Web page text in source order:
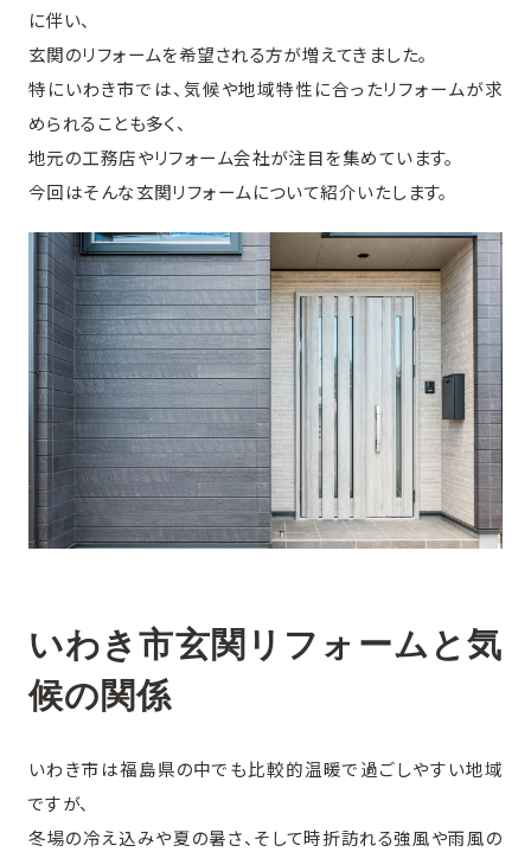
に伴い、
玄関のリフォームを希望される方が増えてきました。
特にいわき市では、気候や地域特性に合ったリフォームが求
められることも多く、
地元の工務店やリフォーム会社が注目を集めています。
今回はそんな玄関リフォームについて紹介いたします。
いわき市玄関リフォームと気
候の関係
いわき市は福島県の中でも比較的温暖で過ごしやすい地域
ですが、
冬場の冷え込みや夏の暑さ、そして時折訪れる強風や雨風の